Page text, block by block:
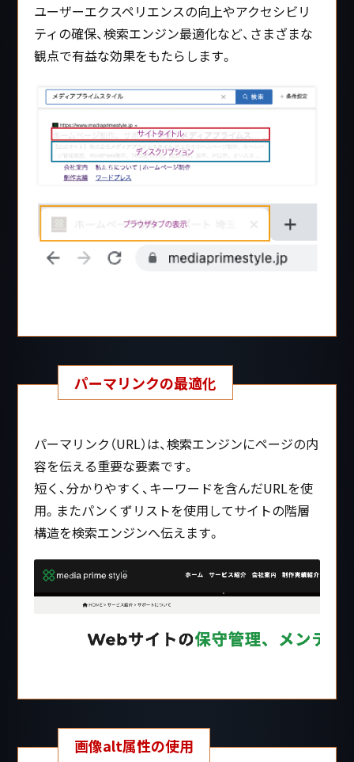
ユーザーエクスペリエンスの向上やアクセシビリ
ティの確保、検索エンジン最適化など、さまざまな
観点で有益な効果をもたらします。
パーマリンクの最適化
パーマリンク（URL）は、検索エンジンにページの内
容を伝える重要な要素です。
短く、分かりやすく、キーワードを含んだURLを使
用。またパンくずリストを使用してサイトの階層
構造を検索エンジンへ伝えます。
画像alt属性の使用